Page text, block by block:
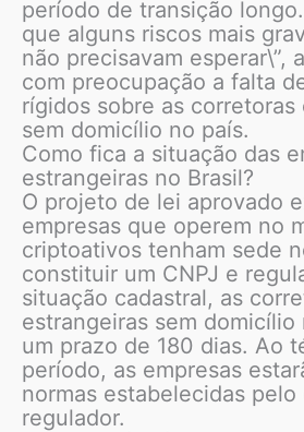
período de transição
que alguns riscos mais
não precisavam esperar\”,
com preocupação a falta
rígidos sobre as corretoras
sem domicílio no país.
Como fica a situação das
estrangeiras no Brasil?
O projeto de lei aprovado
empresas que operem no
criptoativos tenham sede
constituir um CNPJ e
situação cadastral, as
estrangeiras sem domicílio
um prazo de 180 dias. Ao
período, as empresas
normas estabelecidas pelo
regulador.